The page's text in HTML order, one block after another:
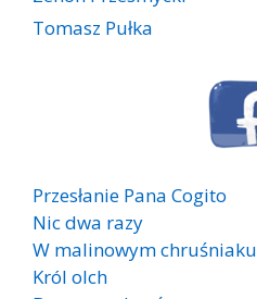
Tomasz Pułka
Przesłanie Pana Cogito
Nic dwa razy
W malinowym chruśniaku
Król olch